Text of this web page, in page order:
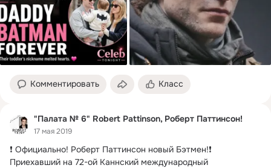
Комментировать Класс
"Палата № 6" Robert Pattinson, Роберт Паттинсон!
17 мая 2019
❗ Официально! Роберт Паттинсон новый Бэтмен!❗
Приехавший на 72-ой Каннский международный